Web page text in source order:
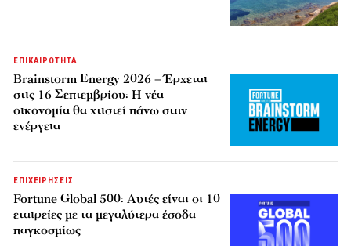
ΕΠΙΚΑΙΡΟΤΗΤΑ
Brainstorm Energy 2026 – Έρχεται
στις 16 Σεπτεμβρίου: Η νέα
οικονομία θα χτιστεί πάνω στην
ενέργεια
ΕΠΙΧΕΙΡΗΣΕΙΣ
Fortune Global 500: Αυτές είναι οι 10
εταιρείες με τα μεγαλύτερα έσοδα
παγκοσμίως